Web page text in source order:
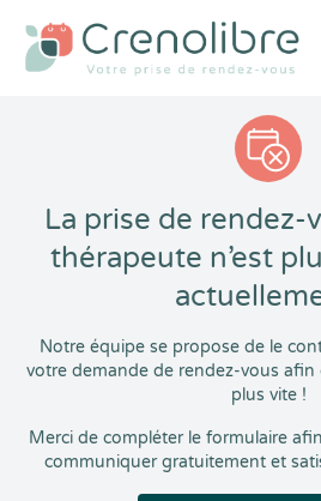
La prise de rendez-
thérapeute n’est
Notre équipe se propose de le
votre demande de rendez-vous afin
plus vite !
Merci de compléter le formulaire
communiquer gratuitement et